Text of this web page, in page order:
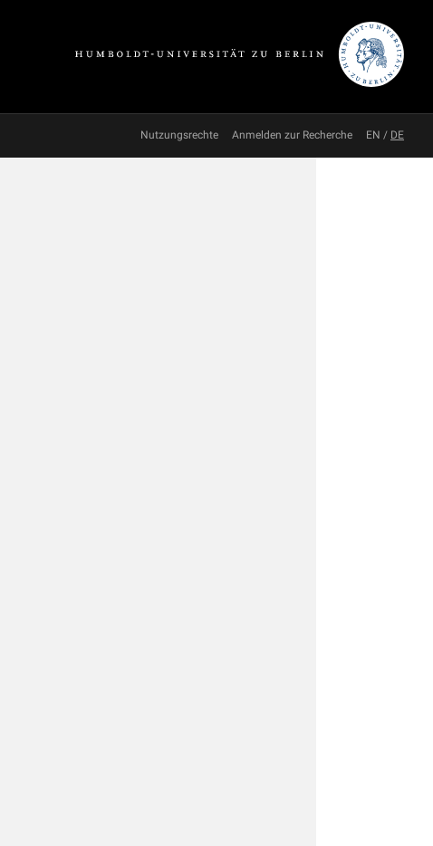
Nutzungsrechte Anmelden zur Recherche EN / DE